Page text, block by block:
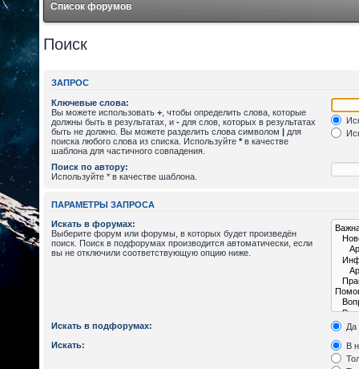
Список форумов
Поиск
ЗАПРОС
Ключевые слова:
Вы можете использовать + , чтобы определить слова, которые
должны быть в результатах, и - для слов, которых в результатах
быть не должно. Вы можете разделить слова символом | для
поиска любого слова из списка. Используйте * в качестве
шаблона для частичного совпадения.
Поиск по автору:
Используйте * в качестве шаблона.
ПАРАМЕТРЫ ЗАПРОСА
Искать в форумах:
Выберите форум или форумы, в которых будет произведён
поиск. Поиск в подфорумах производится автоматически, если
вы не отключили соответствующую опцию ниже.
Искать в подфорумах:
Да
Искать:
В